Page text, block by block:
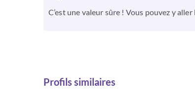
C’est une valeur sûre ! Vous pouvez y
Profils similaires